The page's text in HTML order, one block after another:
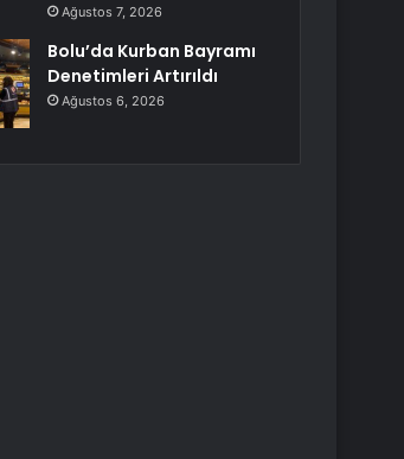
Ağustos 7, 2026
Bolu’da Kurban Bayramı
Denetimleri Artırıldı
Ağustos 6, 2026